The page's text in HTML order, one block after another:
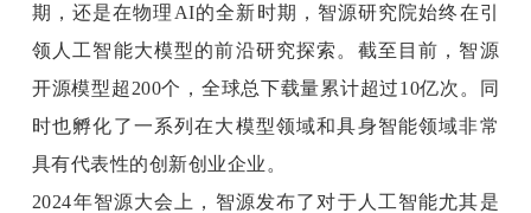
期，还是在物理AI的全新时期，智源研究院始终在引
领人工智能大模型的前沿研究探索。截至目前，智源
开源模型超200个，全球总下载量累计超过10亿次。同
时也孵化了一系列在大模型领域和具身智能领域非常
具有代表性的创新创业企业。
2024年智源大会上，智源发布了对于人工智能尤其是